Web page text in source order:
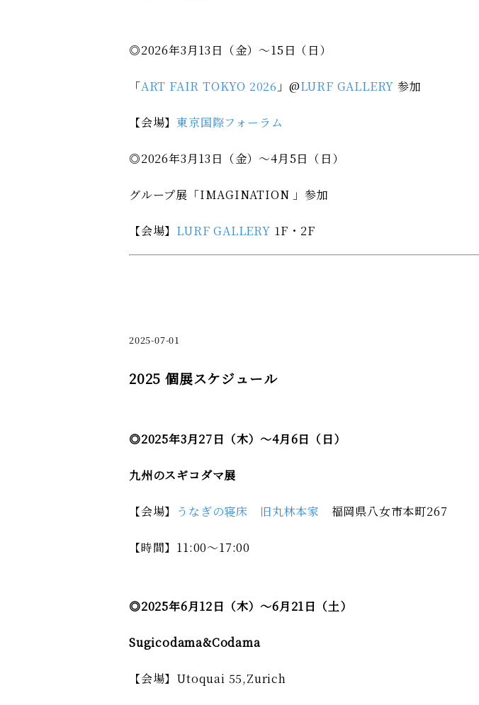
◎2026年3月13日（金）～15日（日）
「ART FAIR TOKYO 2026 」@LURF GALLERY 参加
【会場】東京国際フォーラム
◎2026年3月13日（金）～4月5日（日）
グループ展「IMAGINATION 」参加
【会場】 LURF GALLERY 1F・2F
2025-07-01
2025 個展スケジュール
◎2025年3月27日（木）～4月6日（日）
九州のスギコダマ展
【会場】 うなぎの寝床 旧丸林本家 福岡県八女市本町267
【時間】11:00～17:00
◎2025年6月12日（木）～6月21日（土）
Sugicodama&Codama
【会場】Utoquai 55,Zurich